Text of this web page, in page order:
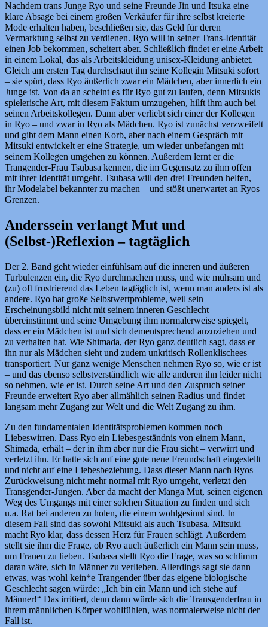
Nachdem trans Junge Ryo und seine Freunde Jin und Itsuka eine
klare Absage bei einem großen Verkäufer für ihre selbst kreierte
Mode erhalten haben, beschließen sie, das Geld für deren
Vermarktung selbst zu verdienen. Ryo will in seiner Trans-Identität
einen Job bekommen, scheitert aber. Schließlich findet er eine Arbeit
in einem Lokal, das als Arbeitskleidung unisex-Kleidung anbietet.
Gleich am ersten Tag durchschaut ihn seine Kollegin Mitsuki sofort
– sie spürt, dass Ryo äußerlich zwar ein Mädchen, aber innerlich ein
Junge ist. Von da an scheint es für Ryo gut zu laufen, denn Mitsukis
spielerische Art, mit diesem Faktum umzugehen, hilft ihm auch bei
seinen Arbeitskollegen. Dann aber verliebt sich einer der Kollegen
in Ryo – und zwar in Ryo als Mädchen. Ryo ist zunächst verzweifelt
und gibt dem Mann einen Korb, aber nach einem Gespräch mit
Mitsuki entwickelt er eine Strategie, um wieder unbefangen mit
seinem Kollegen umgehen zu können. Außerdem lernt er die
Trangender-Frau Tsubasa kennen, die im Gegensatz zu ihm offen
mit ihrer Identität umgeht. Tsubasa will den drei Freunden helfen,
ihr Modelabel bekannter zu machen – und stößt unerwartet an Ryos
Grenzen.
Anderssein verlangt Mut und
(Selbst-)Reflexion – tagtäglich
Der 2. Band geht wieder einfühlsam auf die inneren und äußeren
Turbulenzen ein, die Ryo durchmachen muss, und wie mühsam und
(zu) oft frustrierend das Leben tagtäglich ist, wenn man anders ist als
andere. Ryo hat große Selbstwertprobleme, weil sein
Erscheinungsbild nicht mit seinem inneren Geschlecht
übereinstimmt und seine Umgebung ihm normalerweise spiegelt,
dass er ein Mädchen ist und sich dementsprechend anzuziehen und
zu verhalten hat. Wie Shimada, der Ryo ganz deutlich sagt, dass er
ihn nur als Mädchen sieht und zudem unkritisch Rollenklischees
transportiert. Nur ganz wenige Menschen nehmen Ryo so, wie er ist
– und das ebenso selbstverständlich wie alle anderen ihn leider nicht
so nehmen, wie er ist. Durch seine Art und den Zuspruch seiner
Freunde erweitert Ryo aber allmählich seinen Radius und findet
langsam mehr Zugang zur Welt und die Welt Zugang zu ihm.
Zu den fundamentalen Identitätsproblemen kommen noch
Liebeswirren. Dass Ryo ein Liebesgeständnis von einem Mann,
Shimada, erhält – der in ihm aber nur die Frau sieht – verwirrt und
verletzt ihn. Er hatte sich auf eine gute neue Freundschaft eingestellt
und nicht auf eine Liebesbeziehung. Dass dieser Mann nach Ryos
Zurückweisung nicht mehr normal mit Ryo umgeht, verletzt den
Transgender-Jungen. Aber da macht der Manga Mut, seinen eigenen
Weg des Umgangs mit einer solchen Situation zu finden und sich
u.a. Rat bei anderen zu holen, die einem wohlgesinnt sind. In
diesem Fall sind das sowohl Mitsuki als auch Tsubasa. Mitsuki
macht Ryo klar, dass dessen Herz für Frauen schlägt. Außerdem
stellt sie ihm die Frage, ob Ryo auch äußerlich ein Mann sein muss,
um Frauen zu lieben. Tsubasa stellt Ryo die Frage, was so schlimm
daran wäre, sich in Männer zu verlieben. Allerdings sagt sie dann
etwas, was wohl kein*e Trangender über das eigene biologische
Geschlecht sagen würde: „Ich bin ein Mann und ich stehe auf
Männer!“ Das irritiert, denn dann würde sich die Transgenderfrau in
ihrem männlichen Körper wohlfühlen, was normalerweise nicht der
Fall ist.